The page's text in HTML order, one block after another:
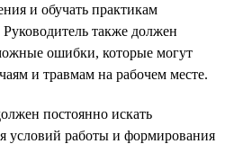
и обучать практикам
также должен
ошибки, которые могут
и травмам на рабочем месте.
постоянно искать
условий работы и формирования